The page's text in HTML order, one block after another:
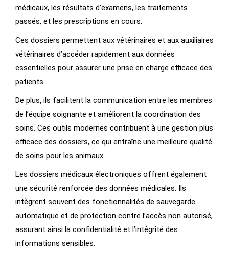
médicaux, les résultats d’examens, les traitements
passés, et les prescriptions en cours.
Ces dossiers permettent aux vétérinaires et aux auxiliaires
vétérinaires d’accéder rapidement aux données
essentielles pour assurer une prise en charge efficace des
patients.
De plus, ils facilitent la communication entre les membres
de l’équipe soignante et améliorent la coordination des
soins. Ces outils modernes contribuent à une gestion plus
efficace des dossiers, ce qui entraîne une meilleure qualité
de soins pour les animaux.
Les dossiers médicaux électroniques offrent également
une sécurité renforcée des données médicales. Ils
intègrent souvent des fonctionnalités de sauvegarde
automatique et de protection contre l’accès non autorisé,
assurant ainsi la confidentialité et l’intégrité des
informations sensibles.